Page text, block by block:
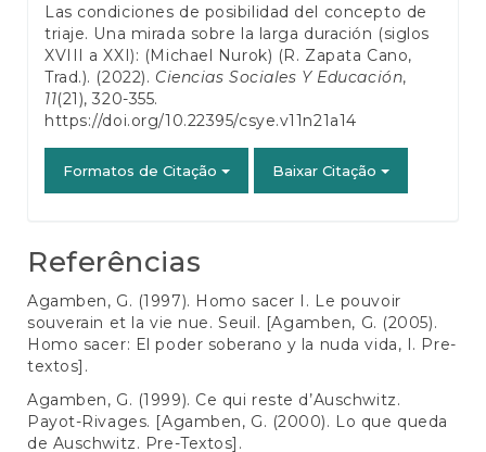
artigo
Las condiciones de posibilidad del concepto de
triaje. Una mirada sobre la larga duración (siglos
XVIII a XXI): (Michael Nurok) (R. Zapata Cano,
Trad.). (2022). Ciencias Sociales Y Educación,
11(21), 320-355.
https://doi.org/10.22395/csye.v11n21a14
Formatos de Citação Baixar Citação
Referências
Agamben, G. (1997). Homo sacer I. Le pouvoir
souverain et la vie nue. Seuil. [Agamben, G. (2005).
Homo sacer: El poder soberano y la nuda vida, I. Pre-
textos].
Agamben, G. (1999). Ce qui reste d’Auschwitz.
Payot-Rivages. [Agamben, G. (2000). Lo que queda
de Auschwitz. Pre-Textos].